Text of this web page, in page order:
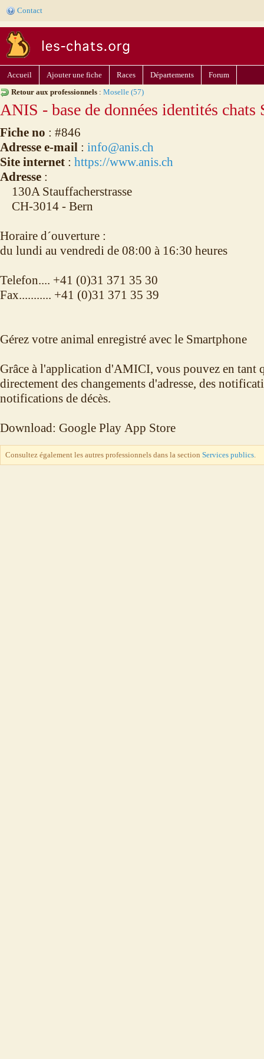
Contact
Accueil Ajouter une fiche Races Départements
Forum
Retour aux professionnels : Moselle (57)
ANIS - base de données identités chats
Fiche no : #846
Adresse e-mail : info@anis.ch
Site internet : https://www.anis.ch
Adresse :
130A Stauffacherstrasse
CH-3014 - Bern
Horaire d´ouverture :
du lundi au vendredi de 08:00 à 16:30 heures
Telefon.... +41 (0)31 371 35 30
Fax........... +41 (0)31 371 35 39
Gérez votre animal enregistré avec le Smartphone
Grâce à l'application d'AMICI, vous pouvez en tant
directement des changements d'adresse, des
notifications de décès.
Download: Google Play App Store
Consultez également les autres professionnels dans la section Services publics.